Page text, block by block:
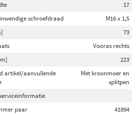
17
schroefdraad
M16 x 1,5
73
Vooras rechts
223
artikel/aanvullende
Met kroonmoer en
splitpen
paar
41894